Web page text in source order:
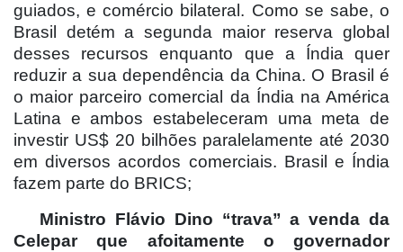
guiados, e comércio bilateral. Como se sabe, o
Brasil detém a segunda maior reserva global
desses recursos enquanto que a Índia quer
reduzir a sua dependência da China. O Brasil é
o maior parceiro comercial da Índia na América
Latina e ambos estabeleceram uma meta de
investir US$ 20 bilhões paralelamente até 2030
em diversos acordos comerciais. Brasil e Índia
fazem parte do BRICS;
Ministro Flávio Dino “trava” a venda da
Celepar que afoitamente o governador